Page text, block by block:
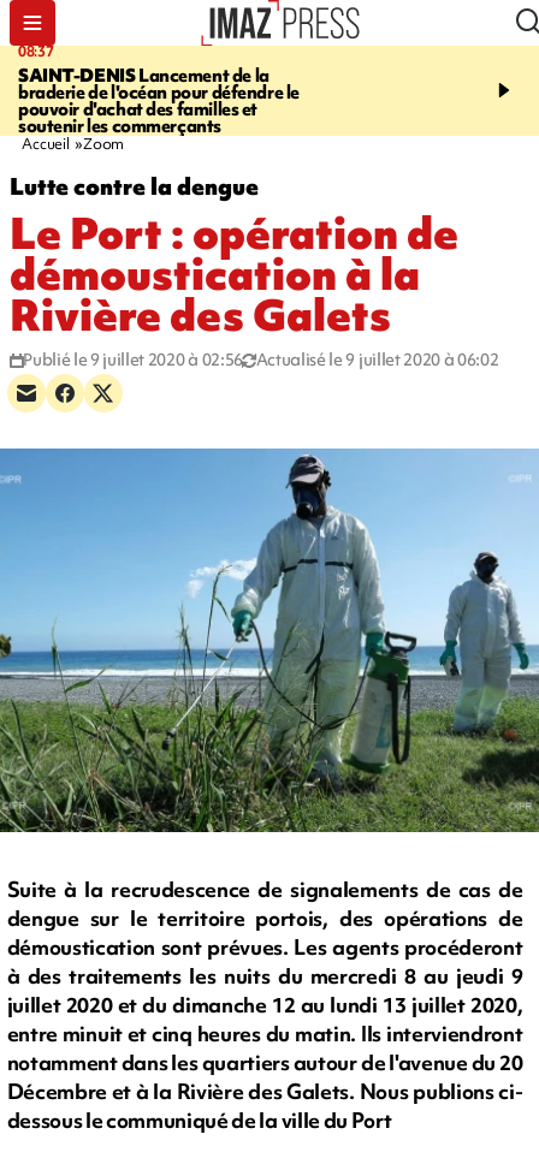
08:37
SAINT-DENISLancement de la
braderie de l'océan pour défendre le
pouvoir d'achat des familles et
soutenir les commerçants
10:44
dragons paradent
Accueil Zoom
Lutte contre la dengue
Le Port : opération de
démoustication à la
Rivière des Galets
Publié le 9 juillet 2020 à 02:56 Actualisé le 9 juillet 2020 à 06:02
Suite à la recrudescence de signalements de cas de
dengue sur le territoire portois, des opérations de
démoustication sont prévues. Les agents procéderont
à des traitements les nuits du mercredi 8 au jeudi 9
juillet 2020 et du dimanche 12 au lundi 13 juillet 2020,
entre minuit et cinq heures du matin. Ils interviendront
notamment dans les quartiers autour de l'avenue du 20
Décembre et à la Rivière des Galets. Nous publions ci-
dessous le communiqué de la ville du Port